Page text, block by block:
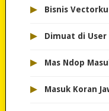
▸ Bisnis
▸ Dimuat di User
▸ Mas Ndop
▸ Masuk Koran